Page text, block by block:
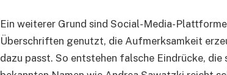
Ein weiterer Grund sind Social-Media-
Überschriften genutzt, die Aufmerksamkeit
dazu passt. So entstehen falsche Eindrücke,